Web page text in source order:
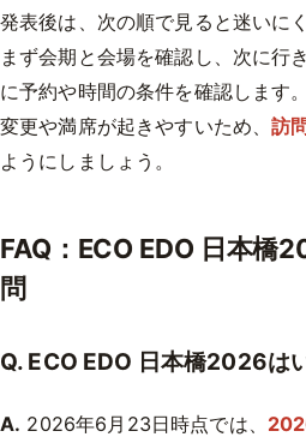
発表後は、次の順で見ると迷いに
まず会期と会場を確認し、次に行
に予約や時間の条件を確認します
変更や満席が起きやすいため、訪
ようにしましょう。
FAQ：ECO EDO 日本橋
問
Q. ECO EDO 日本橋2026は
A. 2026年6月23日時点では、